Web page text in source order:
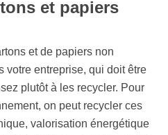
et papiers
et de papiers non
votre entreprise, qui doit être
plutôt à les recycler. Pour
on peut recycler ces
valorisation énergétique